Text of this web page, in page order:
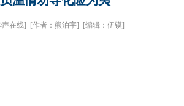
声在线] [作者：熊泊宇] [编辑：伍镆]